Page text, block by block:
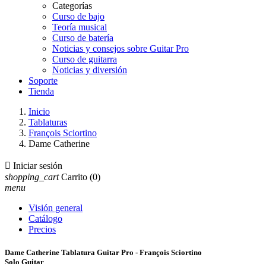
Categorías
Curso de bajo
Teoría musical
Curso de batería
Noticias y consejos sobre Guitar Pro
Curso de guitarra
Noticias y diversión
Soporte
Tienda
Inicio
Tablaturas
François Sciortino
Dame Catherine
 Iniciar sesión
shopping_cart Carrito (0)
menu
Visión general
Catálogo
Precios
Dame Catherine Tablatura Guitar Pro - François Sciortino
Solo Guitar